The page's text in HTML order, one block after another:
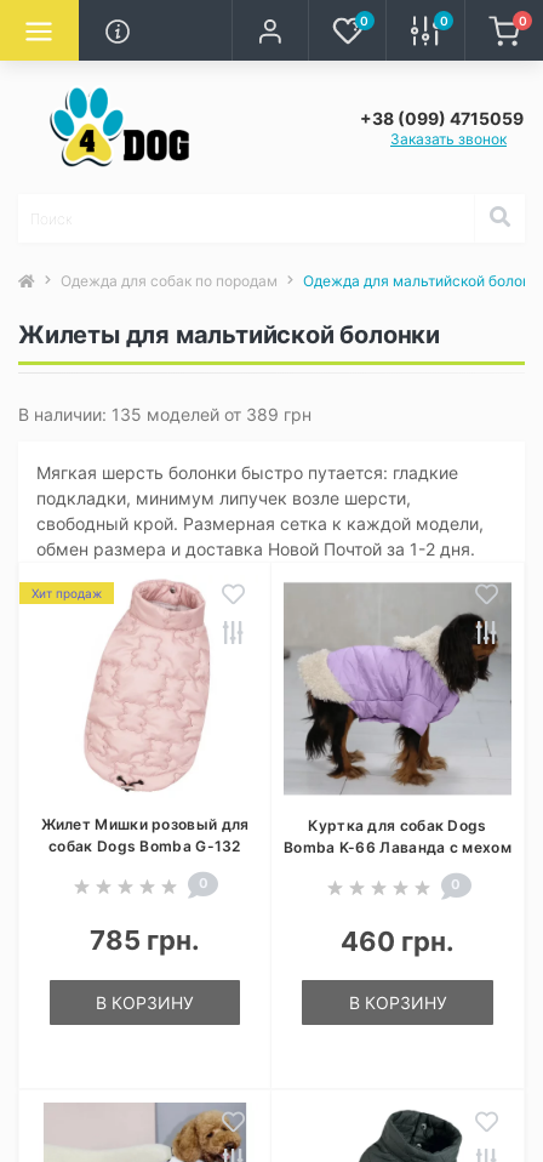
0 0 0
+38 (099) 4715059
Заказать звонок
Одежда для собак по породам Одежда для мальтийской
Жилеты для мальтийской болонки
В наличии: 135 моделей от 389 грн
Мягкая шерсть болонки быстро путается: гладкие
подкладки, минимум липучек возле шерсти,
свободный крой. Размерная сетка к каждой модели,
обмен размера и доставка Новой Почтой за 1-2 дня.
Хит продаж
Жилет Мишки розовый для
собак Dogs Bomba G-132
0
785 грн.
В КОРЗИНУ
Куртка для собак Dogs
Bomba K-66 Лаванда с мехом
0
460 грн.
В КОРЗИНУ